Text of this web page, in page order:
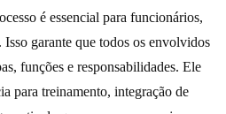
é essencial para funcionários,
Isso garante que todos os envolvidos
funções e responsabilidades. Ele
para treinamento, integração de